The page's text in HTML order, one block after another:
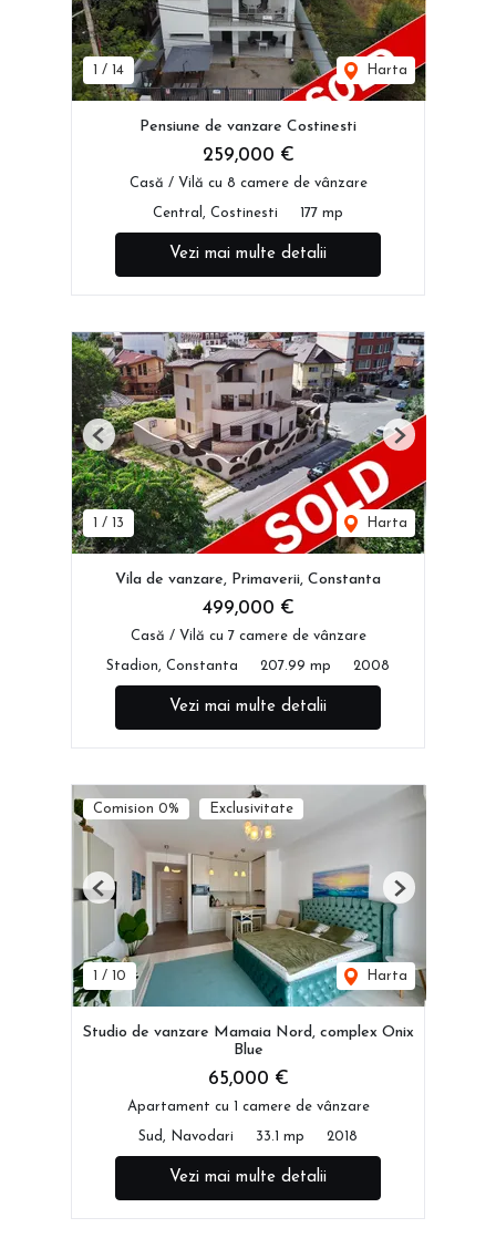
/ 14 Harta
Pensiune de vanzare Costinesti
259,000 €
Casă / Vilă cu 8 camere de vânzare
Central, Costinesti 177 mp
Vezi mai multe detalii
/ 13 Harta
Previous Next
Vila de vanzare, Primaverii, Constanta
499,000 €
Casă / Vilă cu 7 camere de vânzare
Stadion, Constanta 207.99 mp 2008
Vezi mai multe detalii
Comision 0% Exclusivitate
1 / 10 Harta
Previous Next
Studio de vanzare Mamaia Nord, complex Onix
Blue
65,000 €
Apartament cu 1 camere de vânzare
Sud, Navodari 33.1 mp 2018
Vezi mai multe detalii